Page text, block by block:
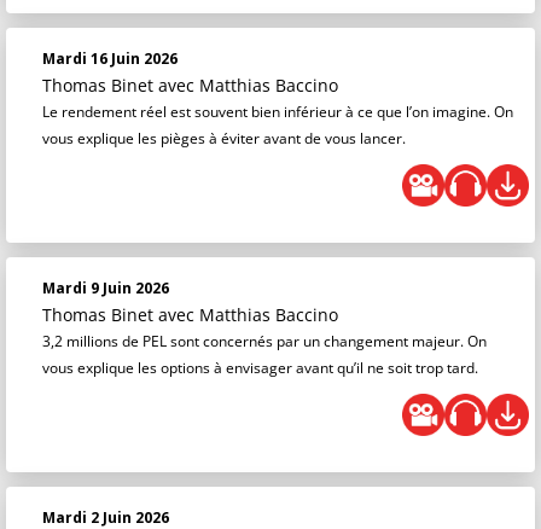
Mardi 16 Juin 2026
Thomas Binet avec Matthias Baccino
Le rendement réel est souvent bien inférieur à ce que l’on imagine. On
vous explique les pièges à éviter avant de vous lancer.
Mardi 9 Juin 2026
Thomas Binet avec Matthias Baccino
3,2 millions de PEL sont concernés par un changement majeur. On
vous explique les options à envisager avant qu’il ne soit trop tard.
Mardi 2 Juin 2026